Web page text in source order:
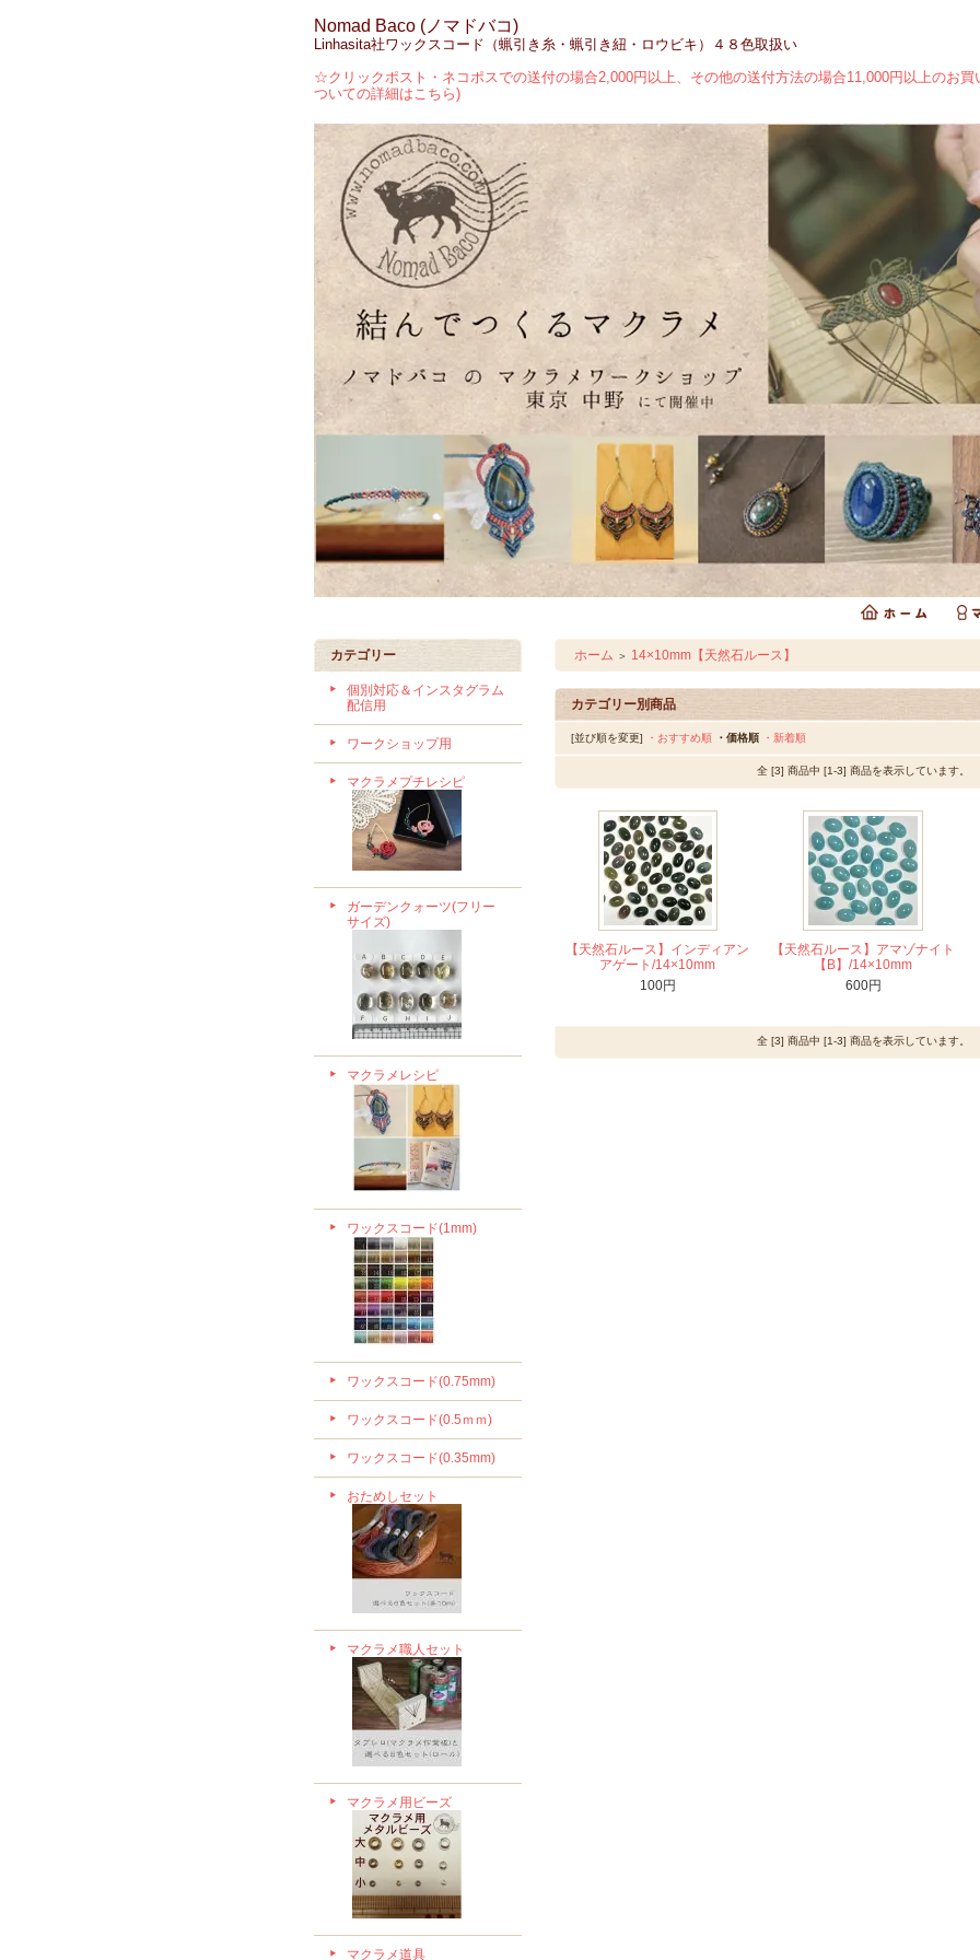
Nomad Baco (ノマドバコ)
Linhasita社ワックスコード（蝋引き糸・蝋引き紐・ロウビキ）４８色取扱い
☆クリックポスト・ネコポスでの送付の場合2,000円以上、その他の送付方法の場合11,000円以上のお
ついての詳細はこちら)
カテゴリー
個別対応＆インスタグラム
配信用
ワークショップ用
マクラメプチレシピ
ガーデンクォーツ(フリー
サイズ)
マクラメレシピ
ワックスコード(1mm)
ワックスコード(0.75mm)
ワックスコード(0.5ｍｍ)
ワックスコード(0.35mm)
おためしセット
マクラメ職人セット
マクラメ用ビーズ
マクラメ道具
ホーム ＞ 14×10mm【天然石ルース】
カテゴリー別商品
[並び順を変更] ・おすすめ順 ・価格順 ・新着順
全 [3] 商品中 [1-3] 商品を表示しています。
【天然石ルース】インディアン
アゲート/14×10mm
100円
【天然石ルース】アマゾナイト
【B】/14×10mm
600円
全 [3] 商品中 [1-3] 商品を表示しています。